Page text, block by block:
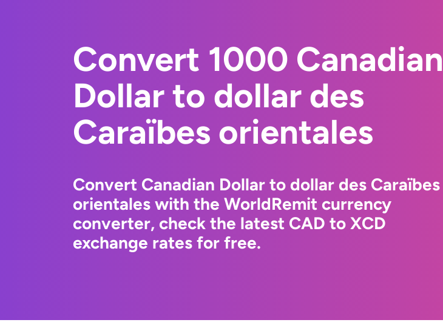
Convert 1000 Canadian
Dollar to dollar des
Caraïbes orientales
Convert Canadian Dollar to dollar des Caraïbes
orientales with the WorldRemit currency
converter, check the latest CAD to XCD
exchange rates for free.